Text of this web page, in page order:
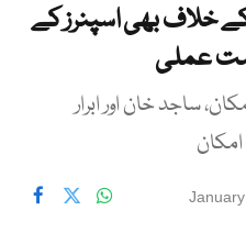
خلاف بھی اسپنرز کے
عملی
ساجد خان اور ابرار